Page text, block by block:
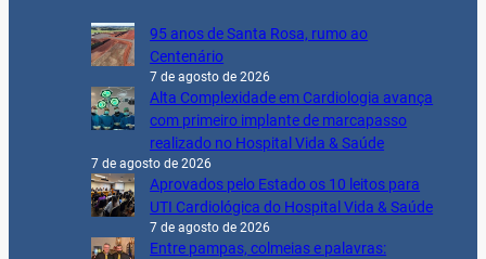
95 anos de Santa Rosa, rumo ao
Centenário
7 de agosto de 2026
Alta Complexidade em Cardiologia avança
com primeiro implante de marcapasso
realizado no Hospital Vida & Saúde
7 de agosto de 2026
Aprovados pelo Estado os 10 leitos para
UTI Cardiológica do Hospital Vida & Saúde
7 de agosto de 2026
Entre pampas, colmeias e palavras: